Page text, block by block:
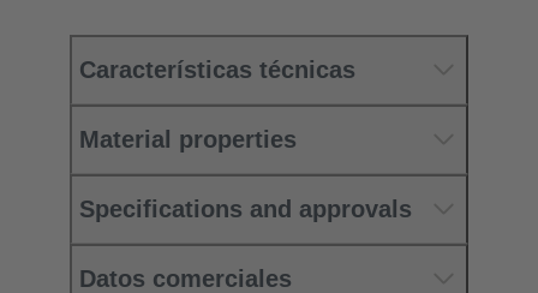
Características técnicas
Material properties
Specifications and approvals
Datos comerciales